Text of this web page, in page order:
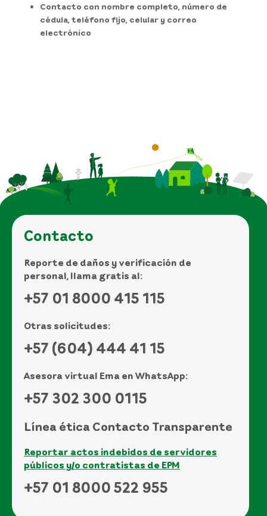
Contacto con nombre completo, número de
cédula, teléfono fijo, celular y correo
electrónico
Contacto
Reporte de daños y verificación de
personal, llama gratis al:
+57 01 8000 415 115
Otras solicitudes:
+57 (604) 444 41 15
Asesora virtual Ema en WhatsApp:
+57 302 300 0115
Línea ética Contacto Transparente
Reportar actos indebidos de servidores
públicos y/o contratistas de EPM
+57 01 8000 522 955